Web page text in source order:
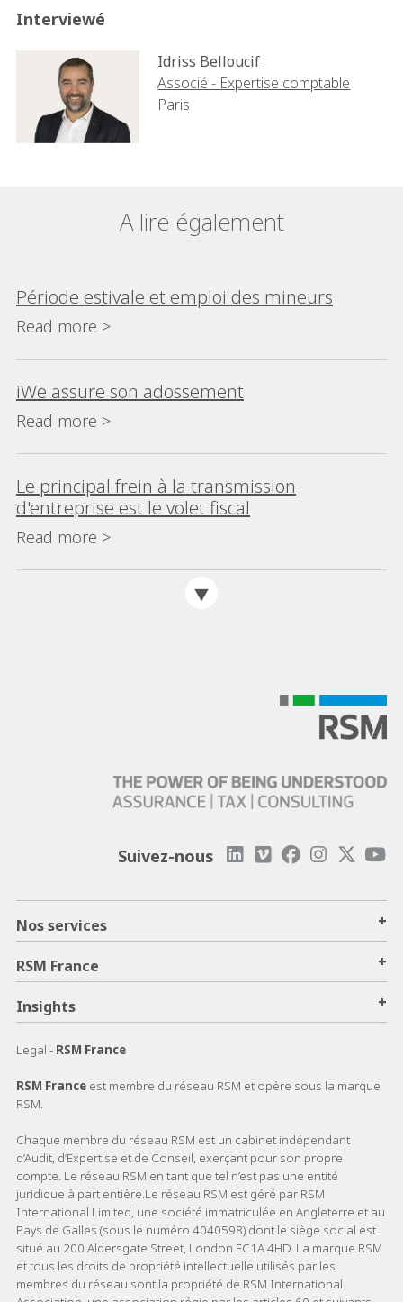
Interviewé
Idriss Belloucif
Associé - Expertise comptable
Paris
A lire également
Période estivale et emploi des mineurs
Read more >
iWe assure son adossement
Read more >
Le principal frein à la transmission
d'entreprise est le volet fiscal
Read more >
Suivez-nous
Nos services +
RSM France +
Insights +
Legal - RSM France
RSM France est membre du réseau RSM et opère sous la marque
RSM.
Chaque membre du réseau RSM est un cabinet indépendant
d’Audit, d’Expertise et de Conseil, exerçant pour son propre
compte. Le réseau RSM en tant que tel n’est pas une entité
juridique à part entière.Le réseau RSM est géré par RSM
International Limited, une société immatriculée en Angleterre et au
Pays de Galles (sous le numéro 4040598) dont le siège social est
situé au 200 Aldersgate Street, London EC1A 4HD. La marque RSM
et tous les droits de propriété intellectuelle utilisés par les
membres du réseau sont la propriété de RSM International